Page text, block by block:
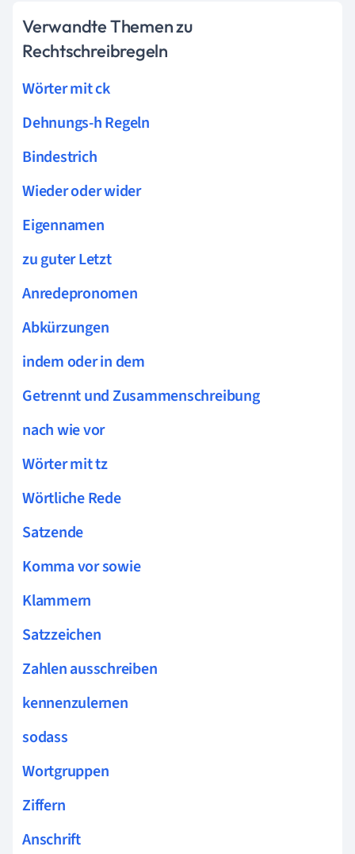
Verwandte Themen zu
Rechtschreibregeln
Wörter mit ck
Dehnungs-h Regeln
Bindestrich
Wieder oder wider
Eigennamen
zu guter Letzt
Anredepronomen
Abkürzungen
indem oder in dem
Getrennt und Zusammenschreibung
nach wie vor
Wörter mit tz
Wörtliche Rede
Satzende
Komma vor sowie
Klammern
Satzzeichen
Zahlen ausschreiben
kennenzulernen
sodass
Wortgruppen
Ziffern
Anschrift